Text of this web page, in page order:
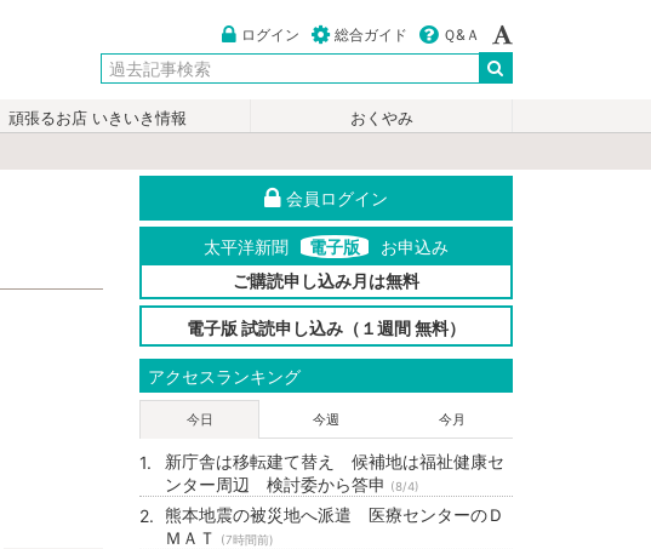
ログイン 総合ガイド Ｑ&Ａ
頑張るお店 いきいき情報
おくやみ
会員ログイン
太平洋新聞 電子版
お申込み
ご購読申し込み月は無料
電子版 試読申し込み（１週間 無料）
アクセスランキング
今日 今週 今月
新庁舎は移転建て替え 候補地は福祉健康セ
ンター周辺 検討委から答申
(8/4)
熊本地震の被災地へ派遣 医療センターのＤ
ＭＡＴ
(7時間前)